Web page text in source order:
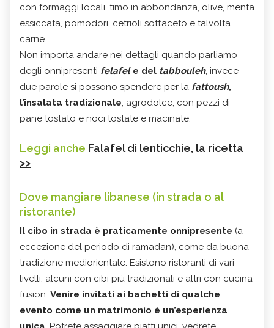
con formaggi locali, timo in abbondanza, olive, menta
essiccata, pomodori, cetrioli sott’aceto e talvolta
carne.
Non importa andare nei dettagli quando parliamo
degli onnipresenti felafel e del tabbouleh, invece
due parole si possono spendere per la fattoush,
l’insalata tradizionale, agrodolce, con pezzi di
pane tostato e noci tostate e macinate.
Leggi anche Falafel di lenticchie, la ricetta
>>
Dove mangiare libanese (in strada o al
ristorante)
Il cibo in strada è praticamente onnipresente (a
eccezione del periodo di ramadan), come da buona
tradizione mediorientale. Esistono ristoranti di vari
livelli, alcuni con cibi più tradizionali e altri con cucina
fusion. Venire invitati ai bachetti di qualche
evento come un matrimonio è un’esperienza